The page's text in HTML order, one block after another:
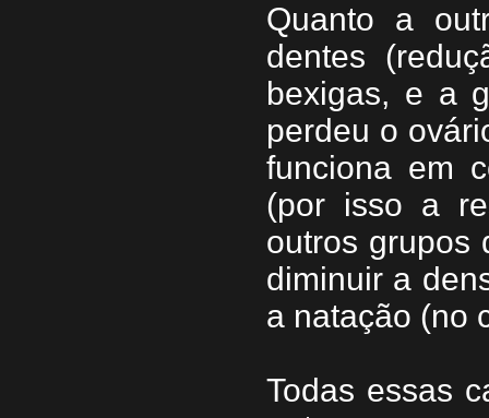
Quanto a
dentes
bexigas, e a
perdeu o
funciona em
(por isso a
outros grupos
diminuir a
a natação (no
Todas essas